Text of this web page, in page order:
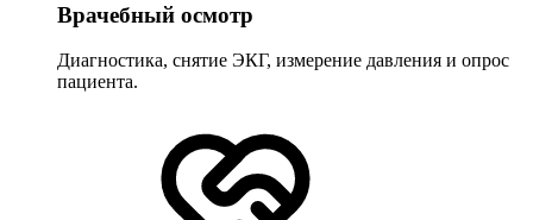
Врачебный осмотр
Диагностика, снятие ЭКГ, измерение давления и опрос
пациента.